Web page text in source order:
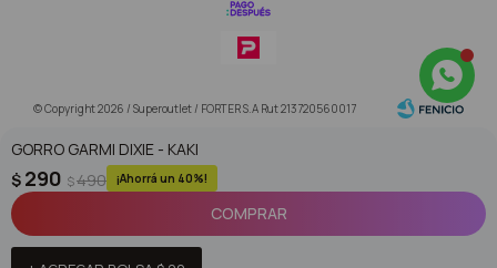
GORRO GARMI DIXIE - KAKI
$ 290 $490 40
COMPRAR
© Copyright 2026 / Superoutlet / FORTER S.A Rut 213720560017